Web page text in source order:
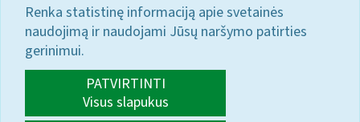
Renka statistinę informaciją apie svetainės
naudojimą ir naudojami Jūsų naršymo patirties
gerinimui.
PATVIRTINTI
Visus slapukus